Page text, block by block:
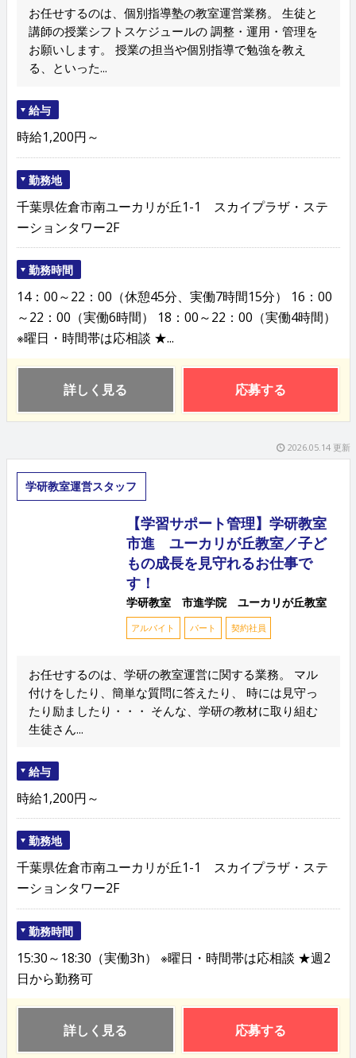
お任せするのは、個別指導塾の教室運営業務。 生徒と
講師の授業シフトスケジュールの 調整・運用・管理を
お願いします。 授業の担当や個別指導で勉強を教え
る、といった...
給与
時給1,200円～
勤務地
千葉県佐倉市南ユーカリが丘1-1 スカイプラザ・ステ
ーションタワー2F
勤務時間
14：00～22：00（休憩45分、実働7時間15分） 16：00
～22：00（実働6時間） 18：00～22：00（実働4時間）
※曜日・時間帯は応相談 ★...
詳しく見る 応募する
2026.05.14 更新
学研教室運営スタッフ
【学習サポート管理】学研教室
市進 ユーカリが丘教室／子ど
もの成長を見守れるお仕事で
す！
学研教室 市進学院 ユーカリが丘教室
アルバイト パート 契約社員
お任せするのは、学研の教室運営に関する業務。 マル
付けをしたり、簡単な質問に答えたり、 時には見守っ
たり励ましたり・・・ そんな、学研の教材に取り組む
生徒さん...
給与
時給1,200円～
勤務地
千葉県佐倉市南ユーカリが丘1-1 スカイプラザ・ステ
ーションタワー2F
勤務時間
15:30～18:30（実働3h） ※曜日・時間帯は応相談 ★週2
日から勤務可
詳しく見る 応募する